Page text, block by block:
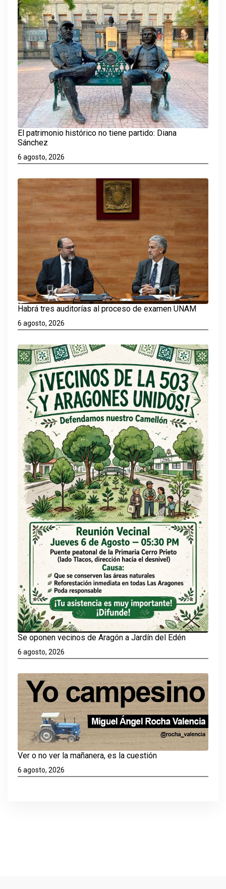
El patrimonio histórico no tiene partido: Diana
Sánchez
6 agosto, 2026
Habrá tres auditorías al proceso de examen UNAM
6 agosto, 2026
Se oponen vecinos de Aragón a Jardín del Edén
6 agosto, 2026
Ver o no ver la mañanera, es la cuestión
6 agosto, 2026